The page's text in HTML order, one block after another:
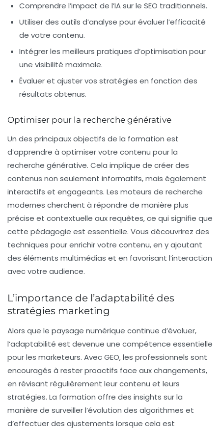
Comprendre l’impact de l’IA sur le SEO traditionnels.
Utiliser des outils d’analyse pour évaluer l’efficacité
de votre contenu.
Intégrer les meilleurs pratiques d’optimisation pour
une visibilité maximale.
Évaluer et ajuster vos stratégies en fonction des
résultats obtenus.
Optimiser pour la recherche générative
Un des principaux objectifs de la formation est
d’apprendre à optimiser votre contenu pour la
recherche générative. Cela implique de créer des
contenus non seulement informatifs, mais également
interactifs et engageants. Les moteurs de recherche
modernes cherchent à répondre de manière plus
précise et contextuelle aux requêtes, ce qui signifie que
cette pédagogie est essentielle. Vous découvrirez des
techniques pour enrichir votre contenu, en y ajoutant
des éléments multimédias et en favorisant l’interaction
avec votre audience.
L’importance de l’adaptabilité des
stratégies marketing
Alors que le paysage numérique continue d’évoluer,
l’adaptabilité est devenue une compétence essentielle
pour les marketeurs. AvecGEO, les professionnels sont
encouragés à rester proactifs face aux changements,
en révisant régulièrement leur contenu et leurs
stratégies. La formation offre des insights sur la
manière de surveiller l’évolution des algorithmes et
d’effectuer des ajustements lorsque cela est